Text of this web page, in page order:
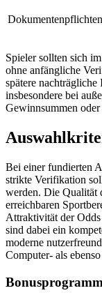
Dokumentenpflichten
Spieler sollten sich
ohne anfängliche
spätere
insbesondere bei
Gewinnsummen
Bei einer fundierten
strikte Verifikation
werden. Die Qualität
erreichbaren
Attraktivität der
sind dabei ein
moderne
Computer- als